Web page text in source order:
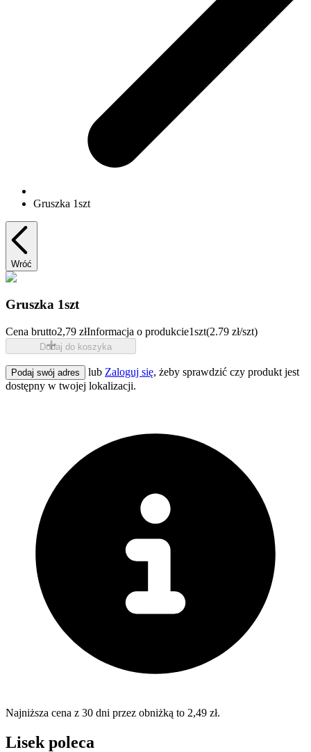
Gruszka 1szt
Wróć
Gruszka 1szt
Cena brutto2,79 złInformacja o produkcie1szt(2.79 zł/szt)
Dodaj do koszyka
Podaj swój adres lub Zaloguj się, żeby sprawdzić czy produkt jest
dostępny w twojej lokalizacji.
Najniższa cena z 30 dni przez obniżką to 2,49 zł.
Lisek poleca